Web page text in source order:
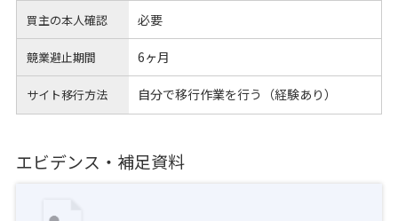
買主の本人確認 必要
競業避止期間 6ヶ月
サイト移行方法 自分で移行作業を行う（経験あり）
エビデンス・補足資料